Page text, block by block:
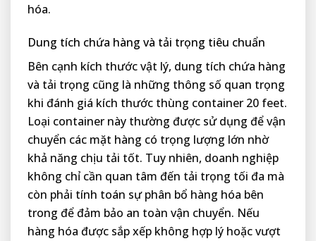
hóa.
Dung tích chứa hàng và tải trọng tiêu chuẩn
Bên cạnh kích thước vật lý, dung tích chứa hàng
và tải trọng cũng là những thông số quan trọng
khi đánh giá kích thước thùng container 20 feet.
Loại container này thường được sử dụng để vận
chuyển các mặt hàng có trọng lượng lớn nhờ
khả năng chịu tải tốt. Tuy nhiên, doanh nghiệp
không chỉ cần quan tâm đến tải trọng tối đa mà
còn phải tính toán sự phân bổ hàng hóa bên
trong để đảm bảo an toàn vận chuyển. Nếu
hàng hóa được sắp xếp không hợp lý hoặc vượt